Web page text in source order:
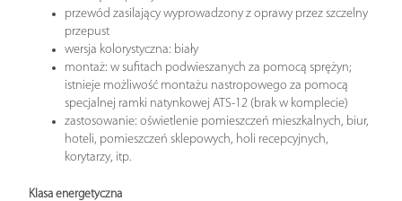
przewód zasilający wyprowadzony z oprawy przez szczelny
przepust
wersja kolorystyczna: biały
montaż: w sufitach podwieszanych za pomocą sprężyn;
istnieje możliwość montażu nastropowego za pomocą
specjalnej ramki natynkowej ATS-12 (brak w komplecie)
zastosowanie: oświetlenie pomieszczeń mieszkalnych, biur,
hoteli, pomieszczeń sklepowych, holi recepcyjnych,
korytarzy, itp.
Klasa energetyczna